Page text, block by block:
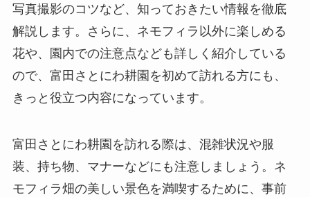
写真撮影のコツなど、知っておきたい情報を徹底
解説します。さらに、ネモフィラ以外に楽しめる
花や、園内での注意点なども詳しく紹介している
ので、富田さとにわ耕園を初めて訪れる方にも、
きっと役立つ内容になっています。
富田さとにわ耕園を訪れる際は、混雑状況や服
装、持ち物、マナーなどにも注意しましょう。ネ
モフィラ畑の美しい景色を満喫するために、事前